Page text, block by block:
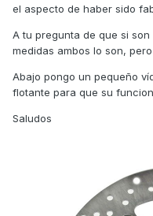
el aspecto de haber sido
A tu pregunta de que si
medidas ambos lo son,
Abajo pongo un pequeño
flotante para que su
Saludos